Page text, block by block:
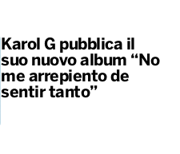
Karol G pubblica il
suo nuovo album “No
me arrepiento de
sentir tanto”